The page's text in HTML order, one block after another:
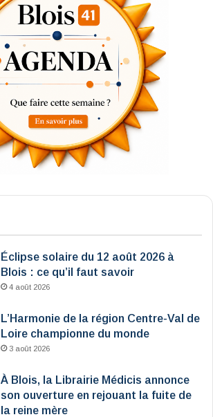
Éclipse solaire du 12 août 2026 à
Blois : ce qu’il faut savoir
4 août 2026
L’Harmonie de la région Centre-Val de
Loire championne du monde
3 août 2026
À Blois, la Librairie Médicis annonce
son ouverture en rejouant la fuite de
la reine mère